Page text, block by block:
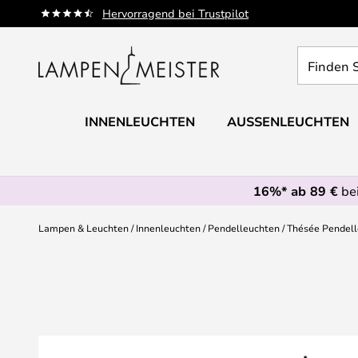
Hervorragend bei Trustpilot
Zum
Inhalt
Sie
Leuchte...
INNENLEUCHTEN AUSSENLEUCHTEN
16%* ab 89 €
Lampen & Leuchten Innenleuchten Pendelleuchten Thésée